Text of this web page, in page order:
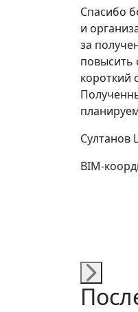
Спасибо
и
за
повысить
Султанов
BIM-